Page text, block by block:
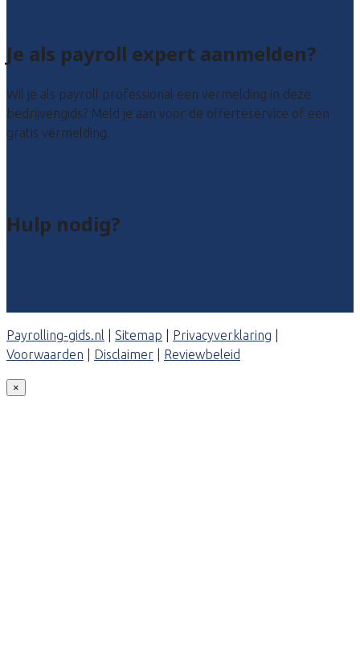
Je als payroll expert aanmelden?
Wil je als payroll professional een vermelding in deze
bedrijvengids? Meld je aan voor de offerteservice of een
gratis vermelding.
Hulp nodig?
Payrolling-gids.nl Sitemap Privacyverklaring
Voorwaarden
Disclaimer Reviewbeleid
×